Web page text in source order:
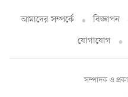
আমাদের সম্পর্কে বিজ্ঞাপন
যোগাযোগ
সম্পাদক ও